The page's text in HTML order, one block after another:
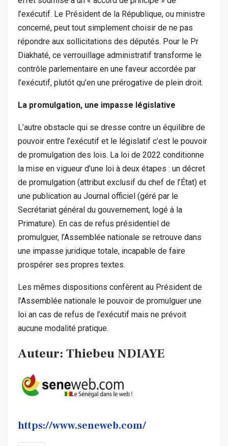
l’exécutif. Le Président de la République, ou ministre
concerné, peut tout simplement choisir de ne pas
répondre aux sollicitations des députés. Pour le Pr
Diakhaté, ce verrouillage administratif transforme le
contrôle parlementaire en une faveur accordée par
l’exécutif, plutôt qu’en une prérogative de plein droit.
La promulgation, une impasse législative
L’autre obstacle qui se dresse contre un équilibre de
pouvoir entre l’exécutif et le législatif c’est le pouvoir
de promulgation des lois. La loi de 2022 conditionne
la mise en vigueur d’une loi à deux étapes : un décret
de promulgation (attribut exclusif du chef de l’État) et
une publication au Journal officiel (géré par le
Secrétariat général du gouvernement, logé à la
Primature). En cas de refus présidentiel de
promulguer, l’Assemblée nationale se retrouve dans
une impasse juridique totale, incapable de faire
prospérer ses propres textes.
Les mêmes dispositions confèrent au Président de
l’Assemblée nationale le pouvoir de promulguer une
loi an cas de refus de l’exécutif mais ne prévoit
aucune modalité pratique.
Auteur: Thiebeu NDIAYE
https://www.seneweb.com/